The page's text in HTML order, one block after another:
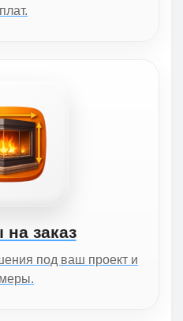
заказ
под ваш проект и